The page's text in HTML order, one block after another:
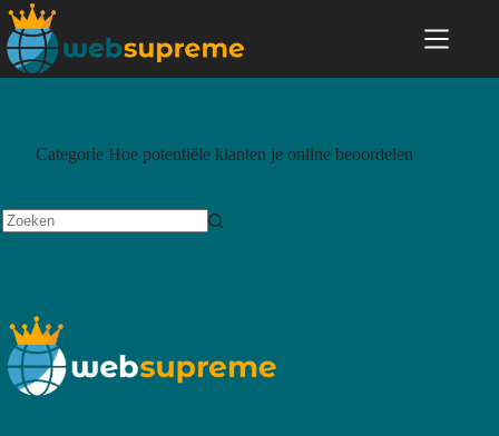
Categorie Hoe potentiële klanten je online beoordelen